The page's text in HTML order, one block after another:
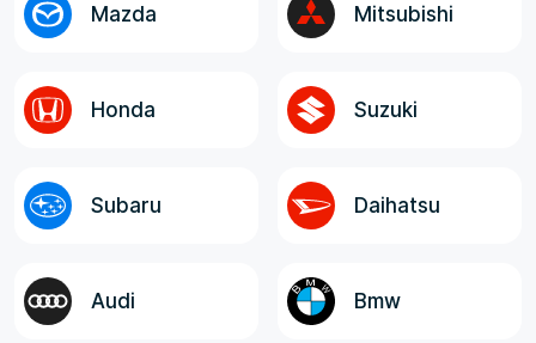
Mazda Mitsubishi
Honda Suzuki
Subaru Daihatsu
Audi Bmw